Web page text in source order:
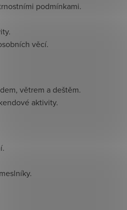
podmínkami.
věcí.
větrem a deštěm.
aktivity.